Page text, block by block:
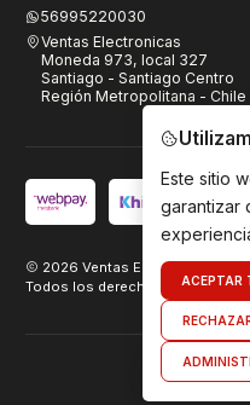
56995220030
Ventas Electronicas
Moneda 973, local 327
Santiago - Santiago Centro
Región Metropolitana - Chile
2026 Ventas Electrónicas.
Todos los derechos reservados.
Envíanos
Este sitio
garantizar
ACEPTAR